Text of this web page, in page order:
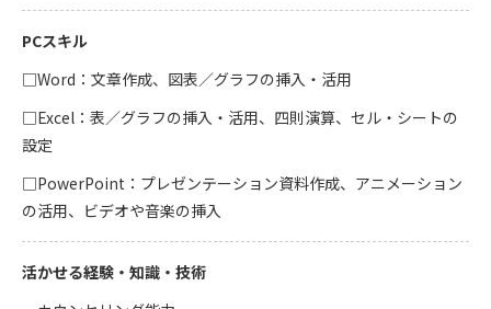
PCスキル
□Word：文章作成、図表／グラフの挿入・活用
□Excel：表／グラフの挿入・活用、四則演算、セル・シートの
設定
□PowerPoint：プレゼンテーション資料作成、アニメーション
の活用、ビデオや音楽の挿入
活かせる経験・知識・技術